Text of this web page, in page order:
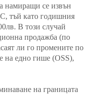
намиращи се извън
тъй като годишния
В този случай
продажба (по
ли го промените по
на едно гише (OSS),
на границата